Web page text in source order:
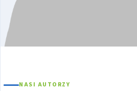
NASI AUTORZY